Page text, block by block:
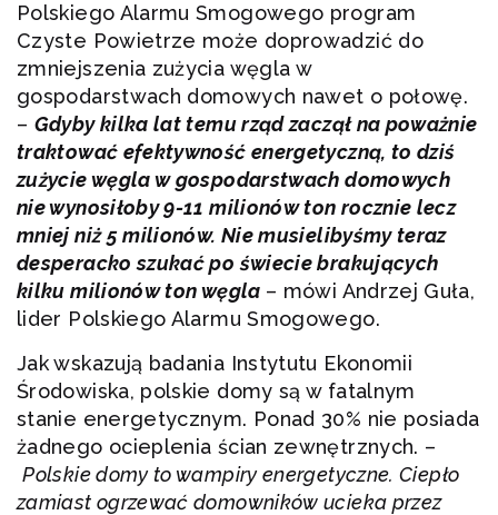
Polskiego Alarmu Smogowego program
Czyste Powietrze może doprowadzić do
zmniejszenia zużycia węgla w
gospodarstwach domowych nawet o połowę.
– Gdyby kilka lat temu rząd zaczął na poważnie
traktować efektywność energetyczną, to dziś
zużycie węgla w gospodarstwach domowych
nie wynosiłoby 9-11 milionów ton rocznie lecz
mniej niż 5 milionów. Nie musielibyśmy teraz
desperacko szukać po świecie brakujących
kilku milionów ton węgla – mówi Andrzej Guła,
lider Polskiego Alarmu Smogowego.
Jak wskazują badania Instytutu Ekonomii
Środowiska, polskie domy są w fatalnym
stanie energetycznym. Ponad 30% nie posiada
żadnego ocieplenia ścian zewnętrznych. –
Polskie domy to wampiry energetyczne.Ciepło
zamiast ogrzewać domowników ucieka przez